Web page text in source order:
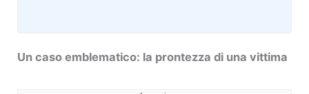
Un caso emblematico: la prontezza di una vittima